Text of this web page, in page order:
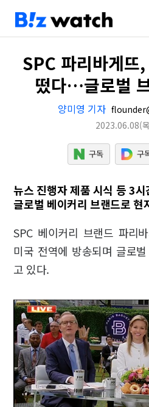
SPC 파리바게뜨
떴다…글로벌
양미영 기자
2023.06.08(
뉴스 진행자 제품 시식 등 3
글로벌 베이커리 브랜드로 현
SPC 베이커리 브랜드 파리
미국 전역에 방송되며 글로
고 있다.